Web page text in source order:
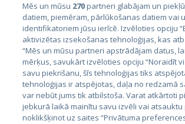
Valstis
Igaunija
Latvija
Lietuva
Mēs un mūsu 270partneri glabājam un
datiem, piemēram, pārlūkošanas datiem vai
identifikatoriem jūsu ierīcē. Izvēloties opciju
aktivizētas izsekošanas tehnoloģijas, kas
“Mēs un mūsu partneri apstrādājam datus,
mērķus, savukārt izvēloties opciju “Noraidīt
savu piekrišanu, šīs tehnoloģijas tiks
tehnoloģijas ir atspējotas, daļa no redzamā
var nebūt jums tik atbilstoša. Varat atkārtoti
jebkurā laikā mainītu savu izvēli vai atsauktu
noklikšķinot uz saites “Privātuma